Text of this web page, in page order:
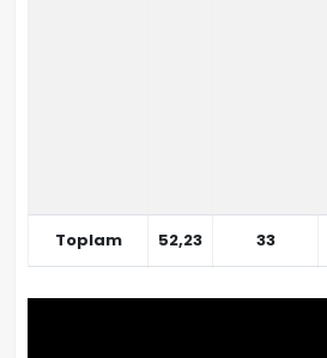
Toplam 52,23 33